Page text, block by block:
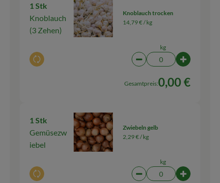
1 Stk
Knoblauch
(3 Zehen)
Auswahl ändern
Knoblauch trocken
14,79 € /kg
kg
Artikelanzahl
Gesamtpreis:0,00 €
1 Stk
Gemüsezw
iebel
Auswahl ändern
Zwiebeln gelb
2,29 € /kg
kg
Artikelanzahl